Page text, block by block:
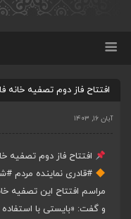
افتتاح فاز دوم تصفیه
آبان ۱۶, ۱۴۰۳
افتتاح فاز دوم تصفیه
#قادری نماینده مردم
مراسم افتتاح این تصفیه
و گفت: «بایستی با